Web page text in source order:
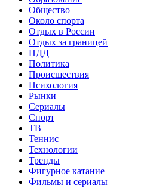
Общество
Около спорта
Отдых в России
Отдых за границей
ПДД
Политика
Происшествия
Психология
Рынки
Сериалы
Спорт
ТВ
Теннис
Технологии
Тренды
Фигурное катание
Фильмы и сериалы